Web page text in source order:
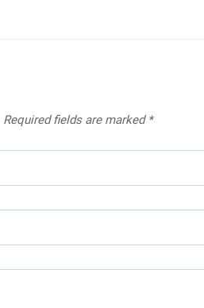
Required fields are marked *